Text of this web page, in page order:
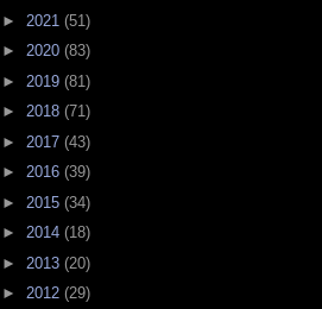
► 2021 (51)
► 2020 (83)
► 2019 (81)
► 2018 (71)
► 2017 (43)
► 2016 (39)
► 2015 (34)
► 2014 (18)
► 2013 (20)
► 2012 (29)